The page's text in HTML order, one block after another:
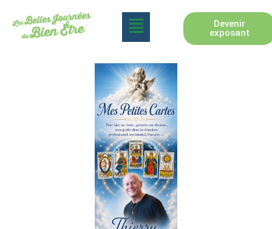
Devenir
exposant